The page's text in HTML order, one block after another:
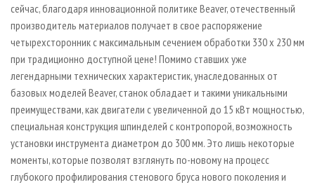
сейчас, благодаря инновационной политике Beaver, отечественный
производитель материалов получает в свое распоряжение
четырехсторонник с максимальным сечением обработки 330 х 230 мм
при традиционно доступной цене! Помимо ставших уже
легендарными технических характеристик, унаследованных от
базовых моделей Beaver, станок обладает и такими уникальными
преимуществами, как двигатели с увеличенной до 15 кВт мощностью,
специальная конструкция шпинделей с контропорой, возможность
установки инструмента диаметром до 300 мм. Это лишь некоторые
моменты, которые позволят взглянуть по-новому на процесс
глубокого профилирования стенового бруса нового поколения и